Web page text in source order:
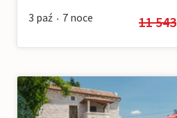
3 paź • 7 noce 11 543